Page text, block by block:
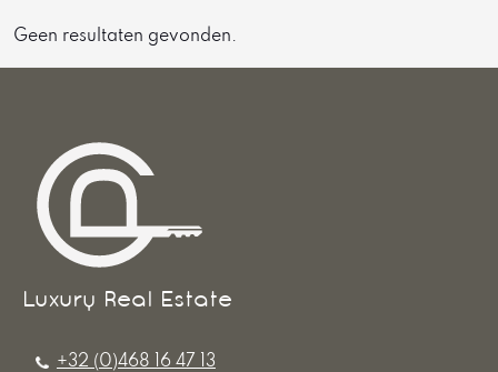
Geen resultaten gevonden.
+32 (0)468 16 47 13